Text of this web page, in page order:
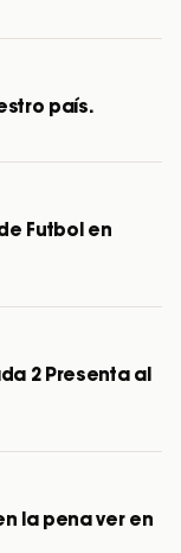
país.
Futbol en
2 Presenta al
la pena ver en